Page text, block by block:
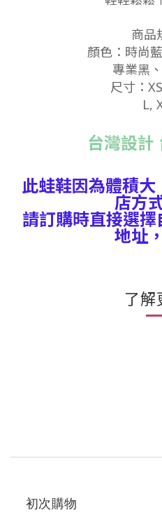
商品
顏色：時尚
專業黑
尺寸：
L,
台灣設計
此蛙鞋因為體積
店方
請訂購時直接選
地址
了解
初次購物